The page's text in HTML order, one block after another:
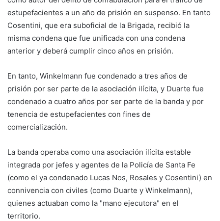
estupefacientes a un año de prisión en suspenso. En tanto
Cosentini, que era suboficial de la Brigada, recibió la
misma condena que fue unificada con una condena
anterior y deberá cumplir cinco años en prisión.
En tanto, Winkelmann fue condenado a tres años de
prisión por ser parte de la asociación ilícita, y Duarte fue
condenado a cuatro años por ser parte de la banda y por
tenencia de estupefacientes con fines de
comercialización.
La banda operaba como una asociación ilícita estable
integrada por jefes y agentes de la Policía de Santa Fe
(como el ya condenado Lucas Nos, Rosales y Cosentini) en
connivencia con civiles (como Duarte y Winkelmann),
quienes actuaban como la "mano ejecutora" en el
territorio.